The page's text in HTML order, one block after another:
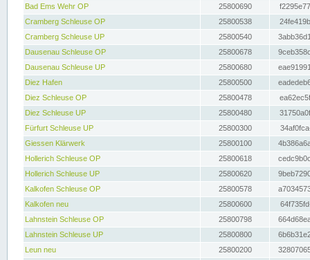
Bad Ems Wehr OP
25800690
Cramberg Schleuse OP
25800538
Cramberg Schleuse UP
25800540
Dausenau Schleuse OP
25800678
Dausenau Schleuse UP
25800680
Diez Hafen
25800500
Diez Schleuse OP
25800478
Diez Schleuse UP
25800480
Fürfurt Schleuse UP
25800300
Giessen Klärwerk
25800100
Hollerich Schleuse OP
25800618
Hollerich Schleuse UP
25800620
Kalkofen Schleuse OP
25800578
Kalkofen neu
25800600
Lahnstein Schleuse OP
25800798
Lahnstein Schleuse UP
25800800
Leun neu
25800200